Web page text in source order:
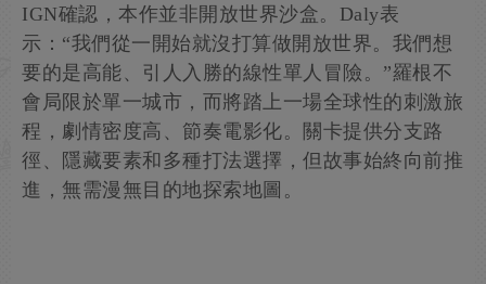
IGN確認，本作並非開放世界沙盒。Daly表
示：“我們從一開始就沒打算做開放世界。我們想
要的是高能、引人入勝的線性單人冒險。”羅根不
會局限於單一城市，而將踏上一場全球性的刺激旅
程，劇情密度高、節奏電影化。關卡提供分支路
徑、隱藏要素和多種打法選擇，但故事始終向前推
進，無需漫無目的地探索地圖。